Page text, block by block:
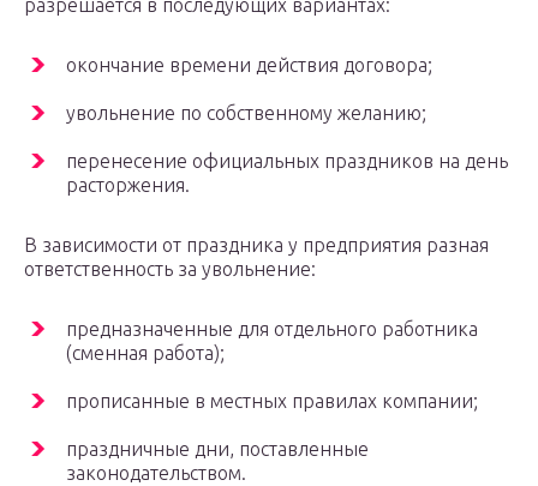
разрешается в последующих вариантах:
окончание времени действия договора;
увольнение по собственному желанию;
перенесение официальных праздников на день
расторжения.
В зависимости от праздника у предприятия разная
ответственность за увольнение:
предназначенные для отдельного работника
(сменная работа);
прописанные в местных правилах компании;
праздничные дни, поставленные
законодательством.